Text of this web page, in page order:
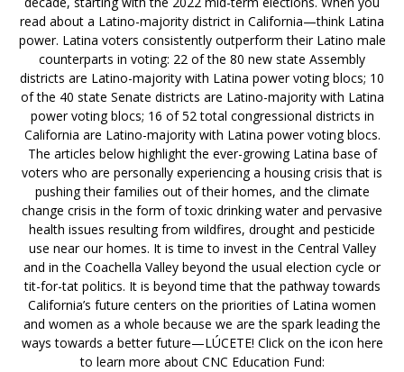
read about a Latino-majority district in California—think Latina
power. Latina voters consistently outperform their Latino male
counterparts in voting: 22 of the 80 new state Assembly
districts are Latino-majority with Latina power voting blocs; 10
of the 40 state Senate districts are Latino-majority with Latina
power voting blocs; 16 of 52 total congressional districts in
California are Latino-majority with Latina power voting blocs.
The articles below highlight the ever-growing Latina base of
voters who are personally experiencing a housing crisis that is
pushing their families out of their homes, and the climate
change crisis in the form of toxic drinking water and pervasive
health issues resulting from wildfires, drought and pesticide
use near our homes. It is time to invest in the Central Valley
and in the Coachella Valley beyond the usual election cycle or
tit-for-tat politics. It is beyond time that the pathway towards
California’s future centers on the priorities of Latina women
and women as a whole because we are the spark leading the
ways towards a better future—LÚCETE! Click on the icon here
to learn more about CNC Education Fund: